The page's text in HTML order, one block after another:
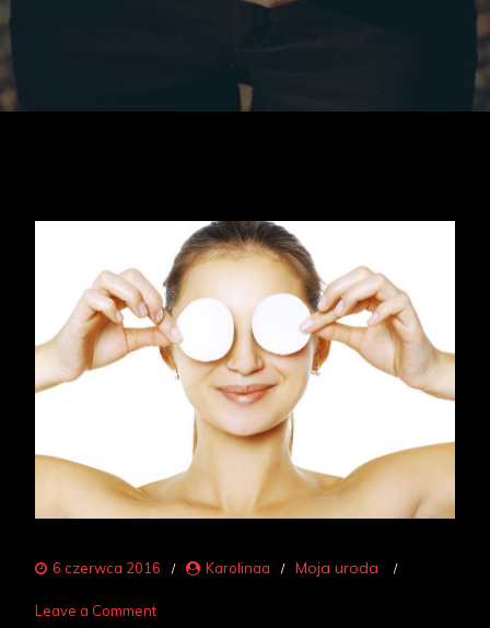
6 czerwca 2016 Karolinaa Moja uroda
Leave a Commenton